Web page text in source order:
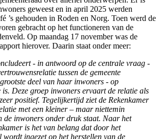
geweest en in april 2025 werden
’s gehouden in Roden en Norg. Toen werd de
gebracht op het functioneren van de
Op maandag 17 november was de
hierover. Daarin staat onder meer:
- in antwoord op de centrale vraag -
tussen de gemeente
deel van haar inwoners - op
Deze groep inwoners ervaart de relatie als
positief. Tegelijkertijd ziet de Rekenkamer
met een kleiner – maar niettemin
de inwoners onder druk staat. Naar het
is het van belang dat door het
wordt ingezet op het herstellen van de